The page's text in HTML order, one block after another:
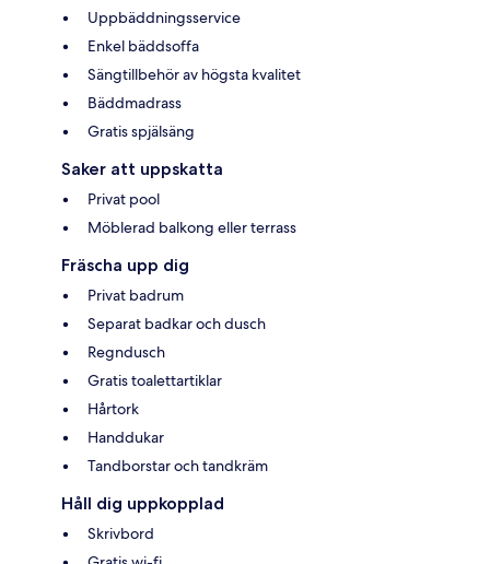
Uppbäddningsservice
Enkel bäddsoffa
Sängtillbehör av högsta kvalitet
Bäddmadrass
Gratis spjälsäng
Saker att uppskatta
Privat pool
Möblerad balkong eller terrass
Fräscha upp dig
Privat badrum
Separat badkar och dusch
Regndusch
Gratis toalettartiklar
Hårtork
Handdukar
Tandborstar och tandkräm
Håll dig uppkopplad
Skrivbord